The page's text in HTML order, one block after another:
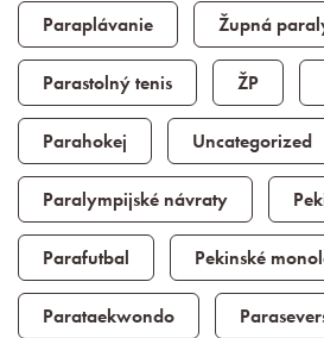
Paraplávanie Župná
Parastolný tenis ŽP
Parahokej Uncategorized
Paralympijské návraty
Parafutbal Pekinské
Parataekwondo